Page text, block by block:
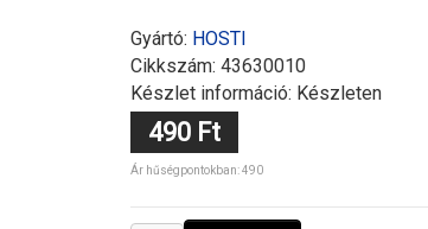
Gyártó: HOSTI
Cikkszám: 43630010
Készlet információ: Készleten
490 Ft
Ár hűségpontokban: 490